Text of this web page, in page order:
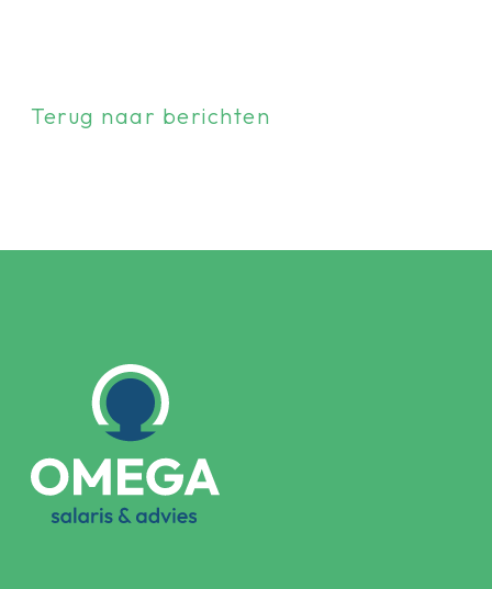
Terug naar berichten